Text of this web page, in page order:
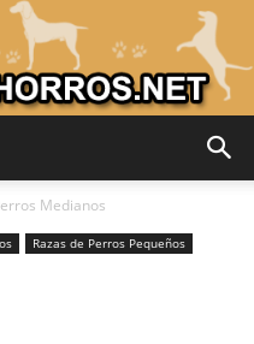
Medianos
Razas de Perros Pequeños